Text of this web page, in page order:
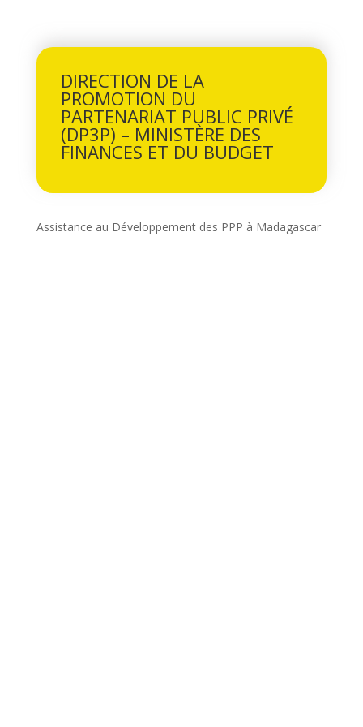
DIRECTION DE LA
PROMOTION DU
PARTENARIAT PUBLIC PRIVÉ
(DP3P) – MINISTÈRE DES
FINANCES ET DU BUDGET
Assistance au Développement des PPP à Madagascar